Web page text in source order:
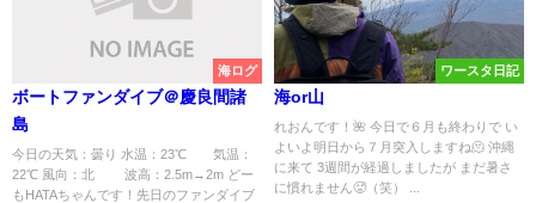
海ログ
ボートファンダイブ＠慶良間諸
島
今日の天気：曇り 水温：23℃ 気温：
22℃ 風向：北 波高：2.5m→2m どー
もHATAちゃんです！先日のファンダイブ
ワースタ日記
海or山
れおんです！🌺 今日で６月も終わりで い
よいよ明日から７月突入しますね🫠 沖縄
に来て 3週間が経過しましたが まだ暑さ
に慣れません🥵（笑） ...